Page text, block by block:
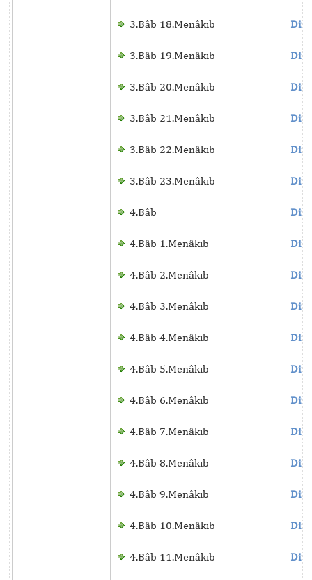
3.Bâb 18.Menâkıb
3.Bâb 19.Menâkıb
3.Bâb 20.Menâkıb
3.Bâb 21.Menâkıb
3.Bâb 22.Menâkıb
3.Bâb 23.Menâkıb
4.Bâb
4.Bâb 1.Menâkıb
4.Bâb 2.Menâkıb
4.Bâb 3.Menâkıb
4.Bâb 4.Menâkıb
4.Bâb 5.Menâkıb
4.Bâb 6.Menâkıb
4.Bâb 7.Menâkıb
4.Bâb 8.Menâkıb
4.Bâb 9.Menâkıb
4.Bâb 10.Menâkıb
4.Bâb 11.Menâkıb